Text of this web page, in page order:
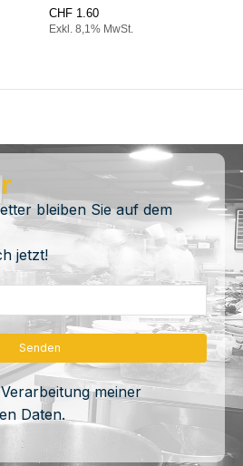
CHF 1.60
Exkl. 8,1% MwSt.
bleiben Sie auf dem
jetzt!
meiner
Daten.